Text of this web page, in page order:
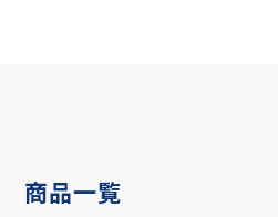
商品一覧